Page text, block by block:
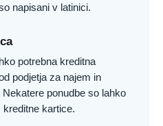
napisani v latinici.
potrebna kreditna
podjetja za najem in
Nekatere ponudbe so lahko
kreditne kartice.